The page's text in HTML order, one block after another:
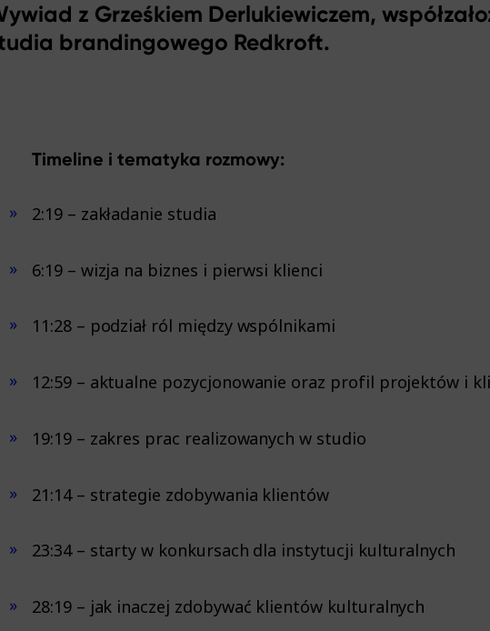
z Grześkiem Derlukiewiczem,
brandingowego Redkroft.
Timeline i tematyka rozmowy:
2:19 – zakładanie studia
6:19 – wizja na biznes i pierwsi klienci
11:28 – podział ról między wspólnikami
12:59 – aktualne pozycjonowanie oraz profil projektów i
19:19 – zakres prac realizowanych w studio
21:14 – strategie zdobywania klientów
23:34 – starty w konkursach dla instytucji kulturalnych
28:19 – jak inaczej zdobywać klientów kulturalnych